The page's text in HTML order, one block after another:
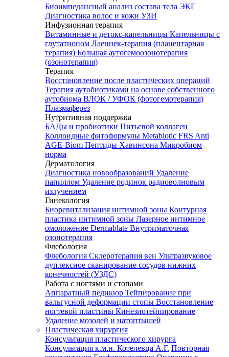
Биоимпедансный анализ состава тела ЭКГ
Диагностика волос и кожи УЗИ
Инфузионная терапия
Витаминные и детокс-капельницы Капельницы с
глутатионом Лаеннек-терапия (плацентарная
терапия) Большая аутогемоозонотерапия
(озонотерапия)
Терапия
Восстановление после пластических операций
Терапия аутобиотиками на основе собственного
аутобиома ВЛОК / УФОК (фотогемотерапия)
Плазмаферез
Нутритивная поддержка
БАДы и пробиотики Питьевой коллаген
Коллоидные фитоформулы Metabiotic FRS Anti
AGE-Biom Пептиды Хавинсона Микробиом
норма
Дерматология
Диагностика новообразований Удаление
папиллом Удаление родинок радиоволновым
излучением
Гинекология
Биоревитализация интимной зоны Контурная
пластика интимной зоны Лазерное интимное
омоложение Dermablate Внутриматочная
озонотерапия
Флебология
Флебология Склеротерапия вен Ультразвуковое
дуплексное сканирование сосудов нижних
конечностей (УЗДС)
Работа с ногтями и стопами
Аппаратный педикюр Тейпирование при
вальгусной деформации стопы Восстановление
ногтевой пластины Кинезиотейпирование
Удаление мозолей и натоптышей
Пластическая хирургия
Консультация пластического хирурга
Консультация к.м.н. Котелевца А.Г. Повторная